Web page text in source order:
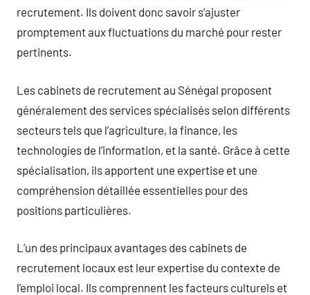
recrutement. Ils doivent donc savoir s’ajuster
promptement aux fluctuations du marché pour rester
pertinents.
Les cabinets de recrutement au Sénégal proposent
généralement des services spécialisés selon différents
secteurs tels que l’agriculture, la finance, les
technologies de l’information, et la santé. Grâce à cette
spécialisation, ils apportent une expertise et une
compréhension détaillée essentielles pour des
positions particulières.
L’un des principaux avantages des cabinets de
recrutement locaux est leur expertise du contexte de
l’emploi local. Ils comprennent les facteurs culturels et